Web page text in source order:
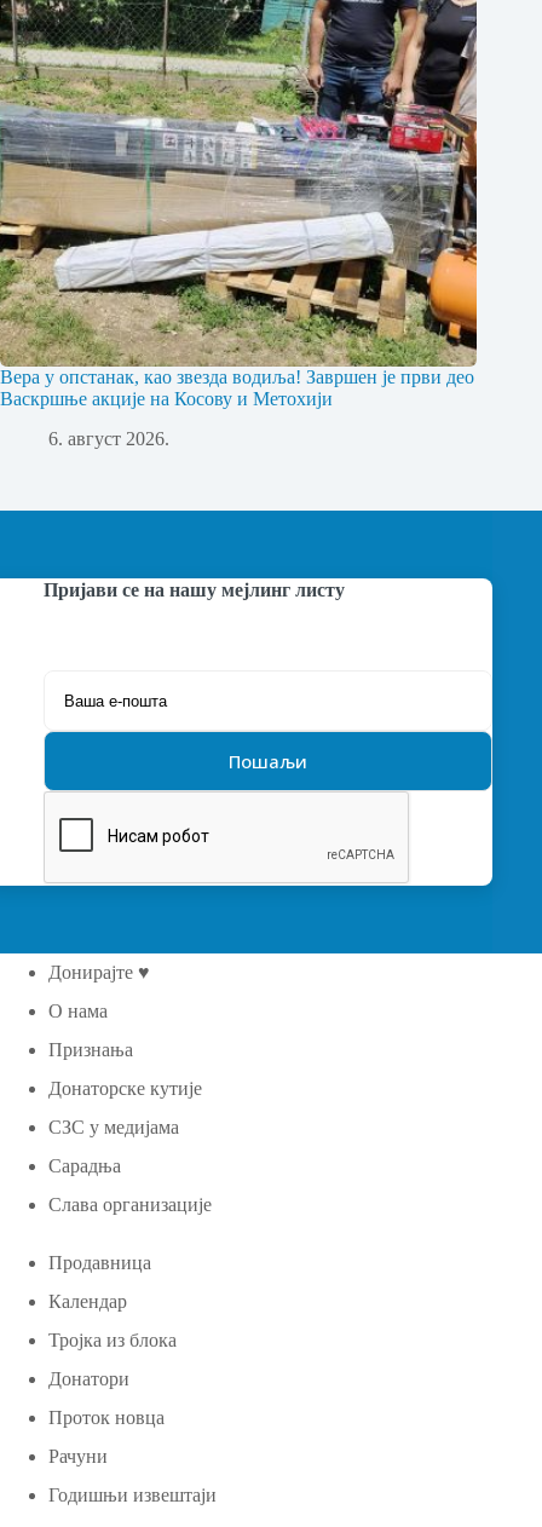
Вера у опстанак, као звезда водиља! Завршен је први део
Васкршње акције на Косову и Метохији
6. август 2026.
Пријави се на нашу мејлинг листу
Донирајте ♥
О нама
Признања
Донаторске кутије
СЗС у медијама
Сарадња
Слава организације
Продавница
Календар
Тројка из блока
Донатори
Проток новца
Рачуни
Годишњи извештаји